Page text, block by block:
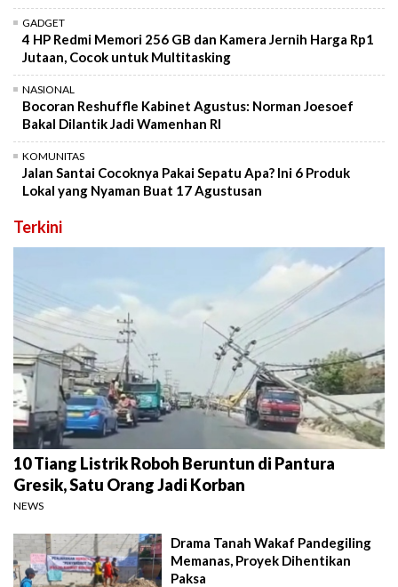
GADGET
4 HP Redmi Memori 256 GB dan Kamera Jernih Harga Rp1
Jutaan, Cocok untuk Multitasking
NASIONAL
Bocoran Reshuffle Kabinet Agustus: Norman Joesoef
Bakal Dilantik Jadi Wamenhan RI
KOMUNITAS
Jalan Santai Cocoknya Pakai Sepatu Apa? Ini 6 Produk
Lokal yang Nyaman Buat 17 Agustusan
Terkini
10 Tiang Listrik Roboh Beruntun di Pantura
Gresik, Satu Orang Jadi Korban
NEWS
Drama Tanah Wakaf Pandegiling
Memanas, Proyek Dihentikan
Paksa